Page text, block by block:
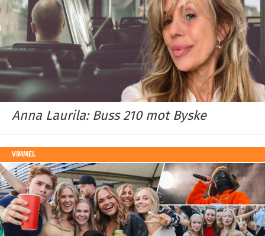
Anna Laurila: Buss 210 mot Byske
VIMMEL